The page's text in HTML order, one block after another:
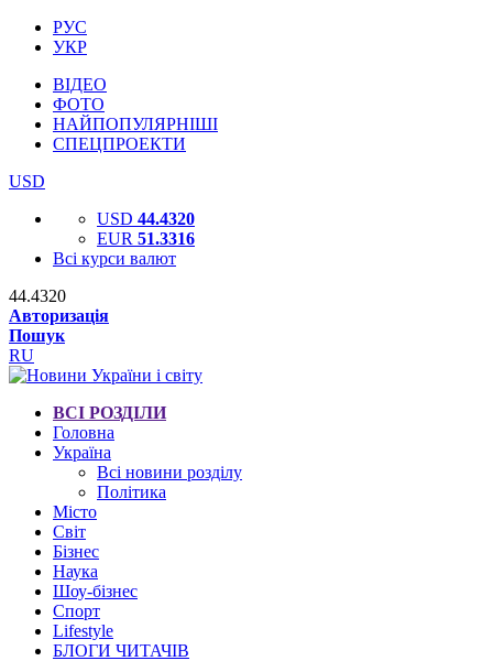
РУС
УКР
ВІДЕО
ФОТО
НАЙПОПУЛЯРНІШІ
СПЕЦПРОЕКТИ
USD
USD 44.4320
EUR 51.3316
Всі курси валют
44.4320
Авторизація
Пошук
RU
ВСІ РОЗДІЛИ
Головна
Україна
Всі новини розділу
Політика
Місто
Світ
Бізнес
Наука
Шоу-бізнес
Спорт
Lifestyle
БЛОГИ ЧИТАЧІВ